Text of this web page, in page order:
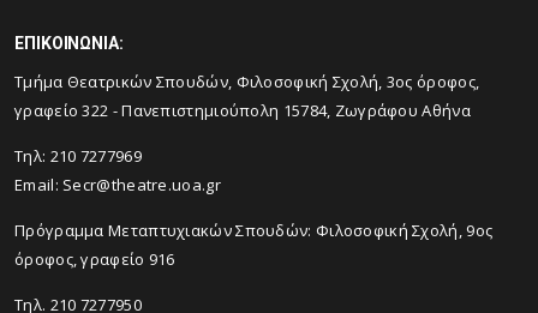
ΕΠΙΚΟΙΝΩΝΙΑ:
Tμήμα Θεατρικών Σπουδών, Φιλοσοφική Σχολή, 3ος όροφος,
γραφείο 322 - Πανεπιστημιούπολη 15784, Ζωγράφου Αθήνα
Τηλ: 210 7277969
Email: Secr@theatre.uoa.gr
Πρόγραμμα Μεταπτυχιακών Σπουδών: Φιλοσοφική Σχολή, 9ος
όροφος, γραφείο 916
Τηλ. 210 7277950